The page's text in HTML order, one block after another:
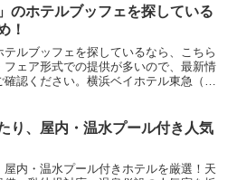
のホテルブッフェを探している
！
ルブッフェを探しているなら、こちら
ェア形式での提供が多いので、最新情
認ください。横浜ベイホテル東急（み
り、屋内・温水プール付き人気
内・温水プール付きホテルを厳選！天